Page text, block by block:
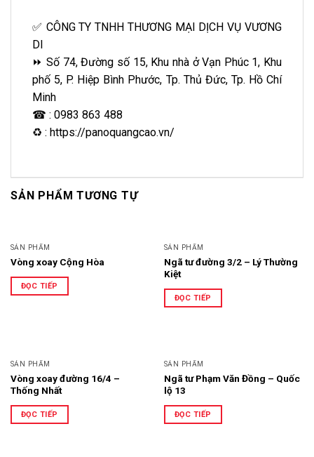
✅ CÔNG TY TNHH THƯƠNG MẠI DỊCH VỤ VƯƠNG
DI
⏩ Số 74, Đường số 15, Khu nhà ở Vạn Phúc 1, Khu
phố 5, P. Hiệp Bình Phước, Tp. Thủ Đức, Tp. Hồ Chí
Minh
☎ : 0983 863 488
♻ : https://panoquangcao.vn/
SẢN PHẨM TƯƠNG TỰ
SẢN PHẨM
Vòng xoay Cộng Hòa
ĐỌC TIẾP
SẢN PHẨM
Ngã tư đường 3/2 – Lý Thường
Kiệt
ĐỌC TIẾP
SẢN PHẨM
Vòng xoay đường 16/4 –
Thống Nhất
ĐỌC TIẾP
SẢN PHẨM
Ngã tư Phạm Văn Đồng – Quốc
lộ 13
ĐỌC TIẾP